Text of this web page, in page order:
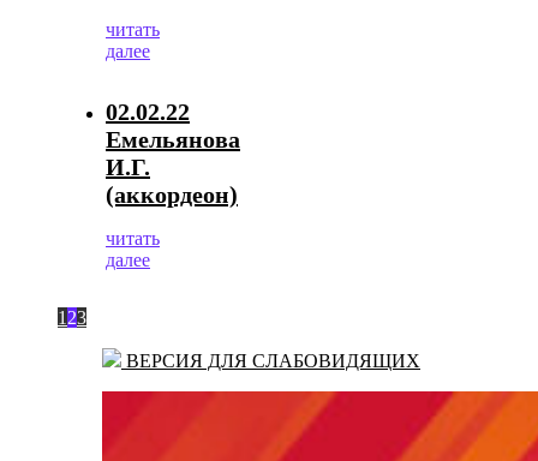
читать
далее
02.02.22
Емельянова
И.Г.
(аккордеон)
читать
далее
123
ВЕРСИЯ ДЛЯ СЛАБОВИДЯЩИХ